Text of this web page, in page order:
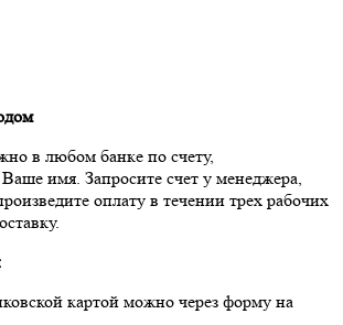
в любом банке по счету,
имя. Запросите счет у менеджера,
оплату в течении трех рабочих
картой можно через форму на